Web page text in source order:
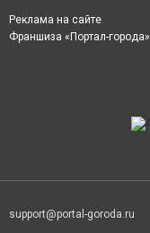
Реклама на сайте
Франшиза «Портал-города»
support@portal-goroda.ru